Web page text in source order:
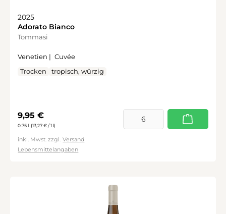
2025
Adorato Bianco
Tommasi
Venetien | Cuvée
Trocken
tropisch, würzig
Regulärer Preis:
9,95 €
0.75 l (13,27 € / 1 l)
inkl. Mwst. zzgl. Versand
Lebensmittelangaben